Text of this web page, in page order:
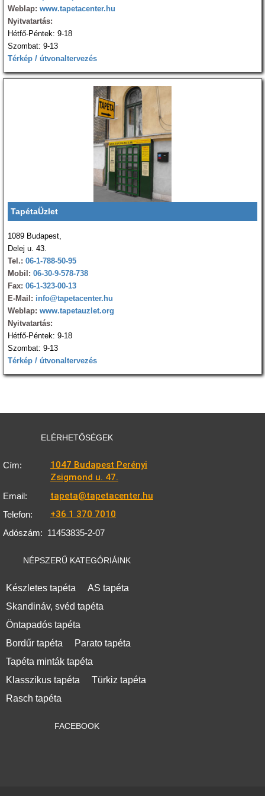
Weblap: www.tapetacenter.hu
Nyitvatartás:
Hétfő-Péntek: 9-18
Szombat: 9-13
Térkép / útvonaltervezés
TapétaÜzlet
1089 Budapest,
Delej u. 43.
Tel.: 06-1-788-50-95
Mobil: 06-30-9-578-738
Fax: 06-1-323-00-13
E-Mail: info@tapetacenter.hu
Weblap: www.tapetauzlet.org
Nyitvatartás:
Hétfő-Péntek: 9-18
Szombat: 9-13
Térkép / útvonaltervezés
ELÉRHETŐSÉGEK
Cím:
1047 Budapest Perényi
Zsigmond u. 47.
Email: tapeta@tapetacenter.hu
Telefon: +36 1 370 7010
Adószám: 11453835-2-07
NÉPSZERŰ KATEGÓRIÁINK
Készletes tapéta
AS tapéta
Skandináv, svéd tapéta
Öntapadós tapéta
Bordűr tapéta
Parato tapéta
Tapéta minták tapéta
Klasszikus tapéta
Türkiz tapéta
Rasch tapéta
FACEBOOK